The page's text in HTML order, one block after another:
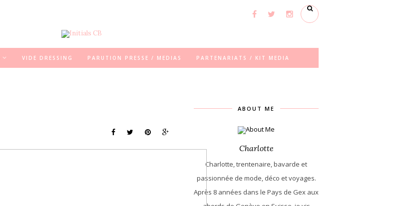
VIDE DRESSING PARUTION PRESSE / MEDIAS PARTENARIATS / KIT MEDIA
ABOUT ME
Charlotte
Charlotte, trentenaire, bavarde et
passionnée de mode, déco et voyages.
Après 8 années dans le Pays de Gex aux